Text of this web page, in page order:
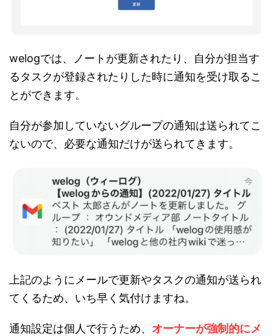
welogでは、ノートが更新されたり、自分が担当す
るタスクが登録されたりした時に通知を受け取るこ
とができます。
自分が参加していないグループの通知は送られてこ
ないので、必要な通知だけが送られてきます。
上記のようにメールで更新やタスクの通知が送られ
てくるため、いち早く気付けますね。
通知設定は個人で行うため、 オーナーが強制的にメ